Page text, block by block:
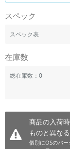
スペック
スペック表
在庫数
総在庫数：0
商品の入荷
ものと異な
個別にOSのバ
モニタサイズ
価格
発売日